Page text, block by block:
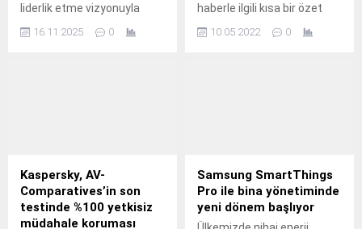
liderlik etme vizyonuyla
gösteren Vodafone,
16.11.2025 0
haberle ilgili kısa bir özet
metin yazı düzenleme
10.05.2022 0
Kaspersky, AV-
Comparatives’in son
testinde %100 yetkisiz
müdahale koruması
Samsung SmartThings
Pro ile bina yönetiminde
yeni dönem başlıyor